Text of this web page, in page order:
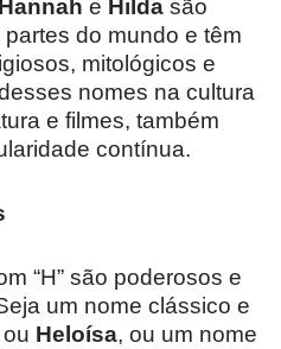
Hannah e Hilda são
do mundo e têm
mitológicos e
nomes na cultura
e filmes, também
contínua.
“H” são poderosos e
um nome clássico e
ou Heloísa, ou um nome